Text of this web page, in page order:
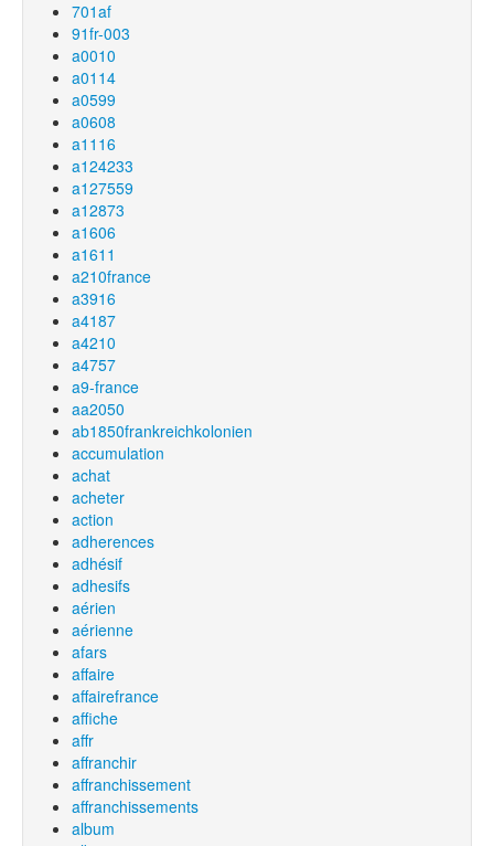
701af
91fr-003
a0010
a0114
a0599
a0608
a1116
a124233
a127559
a12873
a1606
a1611
a210france
a3916
a4187
a4210
a4757
a9-france
aa2050
ab1850frankreichkolonien
accumulation
achat
acheter
action
adherences
adhésif
adhesifs
aérien
aérienne
afars
affaire
affairefrance
affiche
affr
affranchir
affranchissement
affranchissements
album